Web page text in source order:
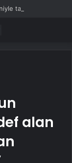
alan